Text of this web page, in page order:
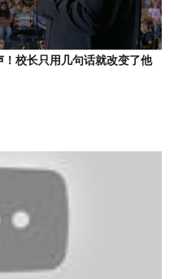
！校长只用几句话就改变了他